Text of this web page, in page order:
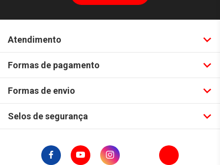
Atendimento
Formas de pagamento
Formas de envio
Selos de segurança